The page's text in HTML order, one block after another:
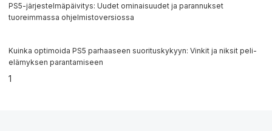
PS5-järjestelmäpäivitys: Uudet ominaisuudet ja parannukset
tuoreimmassa ohjelmistoversiossa
Kuinka optimoida PS5 parhaaseen suorituskykyyn: Vinkit ja niksit peli-
elämyksen parantamiseen